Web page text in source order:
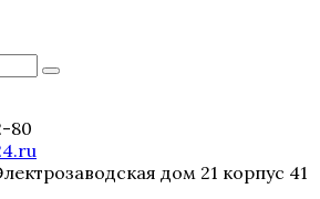
Поиск
80
дом 21 корпус 41